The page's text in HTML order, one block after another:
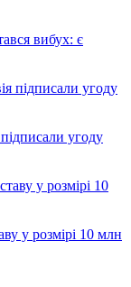
вибух: є
угоду
у розмірі 10 млн